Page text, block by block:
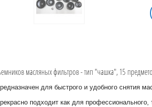
масляных фильтров - тип "чашка", 15
для быстрого и удобного снятия
подходит как для профессионального,